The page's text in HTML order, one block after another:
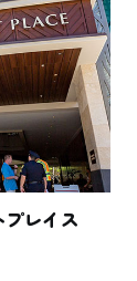
プレイス